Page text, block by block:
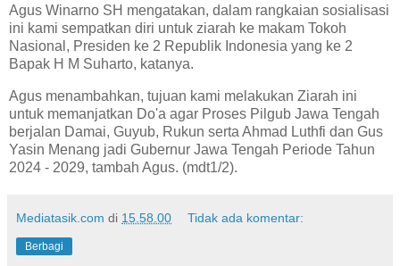
Agus Winarno SH mengatakan, dalam rangkaian sosialisasi
ini kami sempatkan diri untuk ziarah ke makam Tokoh
Nasional, Presiden ke 2 Republik Indonesia yang ke 2
Bapak H M Suharto, katanya.
Agus menambahkan, tujuan kami melakukan Ziarah ini
untuk memanjatkan Do'a agar Proses Pilgub Jawa Tengah
berjalan Damai, Guyub, Rukun serta Ahmad Luthfi dan Gus
Yasin Menang jadi Gubernur Jawa Tengah Periode Tahun
2024 - 2029, tambah Agus. (mdt1/2).
Mediatasik.com di 15.58.00 Tidak ada komentar:
Berbagi